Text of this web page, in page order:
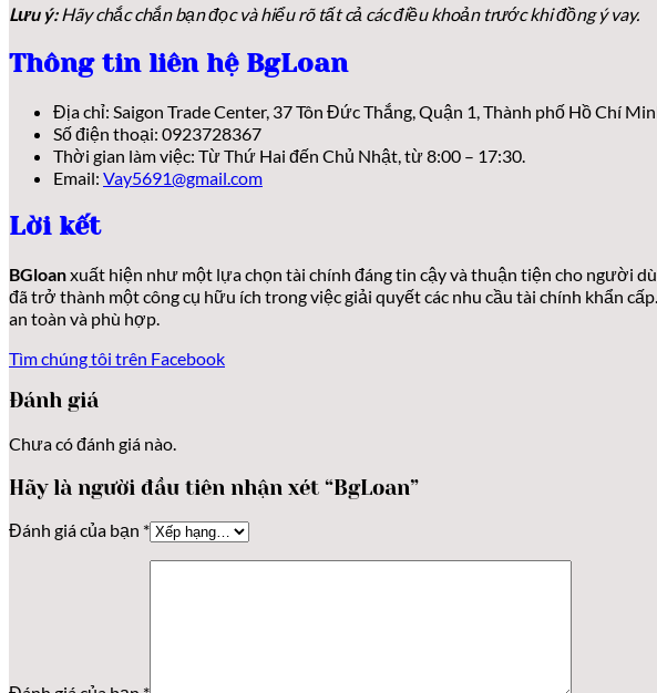
Lưu ý:Hãy chắc chắn bạn đọc và hiểu rõ tất cả các điều khoản trước khi đồng ý vay.
Thông tin liên hệ BgLoan
Địa chỉ: Saigon Trade Center, 37 Tôn Đức Thắng, Quận 1, Thành phố Hồ Chí
Số điện thoại: 0923728367
Thời gian làm việc: Từ Thứ Hai đến Chủ Nhật, từ 8:00 – 17:30.
Email: Vay5691@gmail.com
Lời kết
BGloanxuất hiện như một lựa chọn tài chính đáng tin cậy và thuận tiện cho người
đã trở thành một công cụ hữu ích trong việc giải quyết các nhu cầu tài chính khẩn
an toàn và phù hợp.
Tìm chúng tôi trên Facebook
Đánh giá
Chưa có đánh giá nào.
Hãy là người đầu tiên nhận xét “BgLoan”
Đánh giá của bạn *